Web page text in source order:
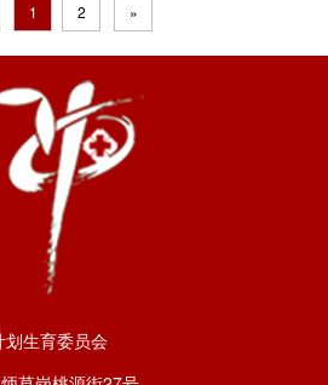
1 2 »
划生育委员会